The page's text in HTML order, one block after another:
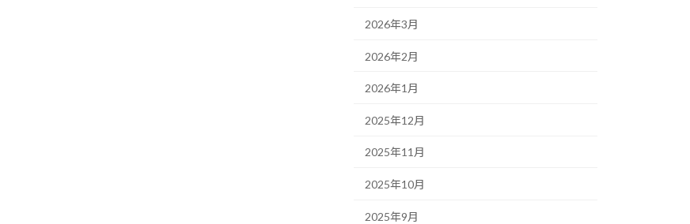
2026年3月
2026年2月
2026年1月
2025年12月
2025年11月
2025年10月
2025年9月